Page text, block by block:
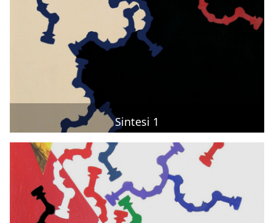
Sintesi 1